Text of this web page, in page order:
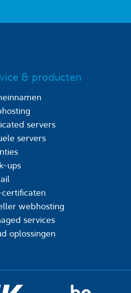
& producten
servers
servers
ups
certificaten
webhosting
services
oplossingen